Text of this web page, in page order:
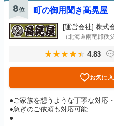
8位 町の御用聞き髙晃屋
[運営会社] 株式
（北海道雨竜郡秩
4.83
お気に
●ご家族を想うような丁寧な対応
●急ぎのご依頼も対応可能
●...